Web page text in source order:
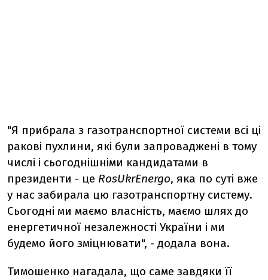
"Я прибрала з газотранспортної системи всі ці
ракові пухлини, які були запроваджені в тому
числі і сьогоднішніми кандидатами в
президенти - це RosUkrEnergo, яка по суті вже
у нас забирала цю газотранспортну систему.
Сьогодні ми маємо власність, маємо шлях до
енергетичної незалежності України і ми
будемо його зміцнювати", - додала вона.
Тимошенко нагадала, що саме завдяки її